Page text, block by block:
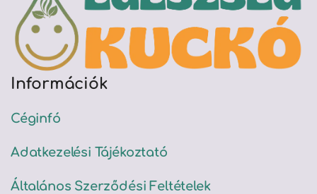
Információk
Céginfó
Adatkezelési Tájékoztató
Általános Szerződési Feltételek